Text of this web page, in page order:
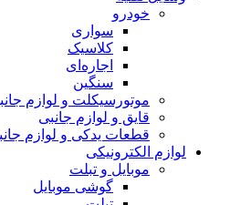
سواری
کلاسیک
اجاره‌ای
موتورسیکلت و لوازم جانبی
قایق و لوازم جانبی
قطعات یدکی و لوازم جانبی خودرو
الکترونیکی
موبایل و تبلت
گوشی موبایل